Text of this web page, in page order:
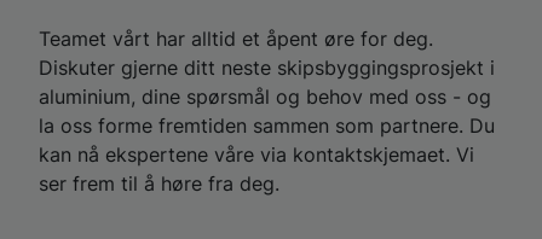
Teamet vårt har alltid et åpent øre for deg.
Diskuter gjerne ditt neste skipsbyggingsprosjekt i
aluminium, dine spørsmål og behov med oss - og
la oss forme fremtiden sammen som partnere. Du
kan nå ekspertene våre via kontaktskjemaet. Vi
ser frem til å høre fra deg.